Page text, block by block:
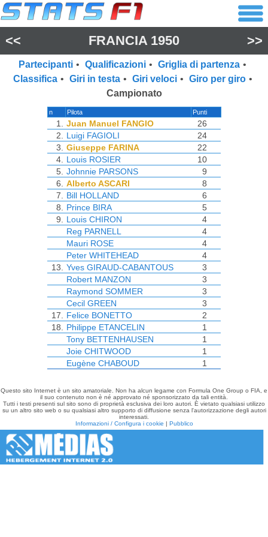
<< FRANCIA 1950 >>
Partecipanti • Qualificazioni • Griglia di partenza •
Classifica • Giri in testa • Giri veloci • Giro per giro •
Campionato
n Pilota Punti
1. Juan Manuel FANGIO
26
2.
Luigi FAGIOLI
24
3.
Giuseppe FARINA
22
4.
Louis ROSIER
10
5. Johnnie PARSONS
9
6.
Alberto ASCARI
8
7.
Bill HOLLAND
6
8.
Prince BIRA
5
9.
Louis CHIRON
4
Reg PARNELL
4
Mauri ROSE
4
Peter WHITEHEAD
4
13.
Yves GIRAUD-CABANTOUS
3
Robert MANZON
3
Raymond SOMMER
3
Cecil GREEN
3
17.
Felice BONETTO
2
18.
Philippe ETANCELIN
1
Tony BETTENHAUSEN
1
Joie CHITWOOD
1
Eugène CHABOUD
1
Questo sito Internet è un sito amatoriale. Non ha alcun legame con Formula One Group o FIA, e
il suo contenuto non è né approvato né sponsorizzato da tali entità.
Tutti i testi presenti sul sito sono di proprietà esclusiva dei loro autori. È vietato qualsiasi utilizzo
su un altro sito web o su qualsiasi altro supporto di diffusione senza l'autorizzazione degli autori
interessati.
Informazioni / Configura i cookie | Pubblico